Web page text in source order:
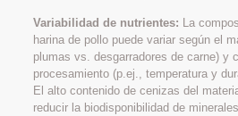
Variabilidad de nutrientes: La
harina de pollo puede variar según el
plumas vs. desgarradores de carne) y
procesamiento (p.ej., temperatura y
El alto contenido de cenizas del
reducir la biodisponibilidad de